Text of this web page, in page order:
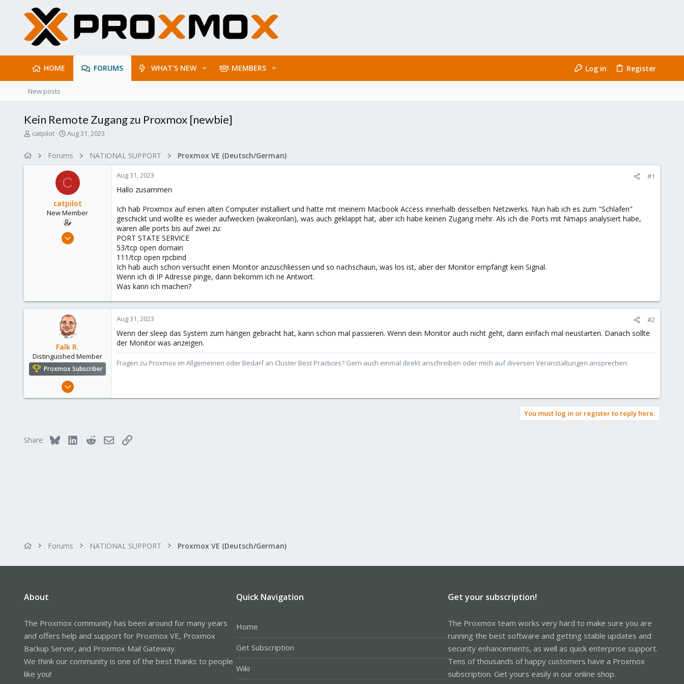
HOME FORUMS WHAT'S NEW MEMBERS Log in Register
New posts
Kein Remote Zugang zu Proxmox [newbie]
T
catpilot
S
r
t
d
a
t
e
Aug 31, 2023
Forums NATIONAL SUPPORT Proxmox VE (Deutsch/German)
C
catpilot
New Member
Aug 31, 2023
Aug 31, 2023 #1
Hallo zusammen
Ich hab Proxmox auf einen alten Computer installiert und hatte mit meinem Macbook Access innerhalb desselben Netzwerks. Nun hab ich es zum "Schlafen"
geschickt und wollte es wieder aufwecken (wakeonlan), was auch geklappt hat, aber ich habe keinen Zugang mehr. Als ich die Ports mit Nmaps analysiert habe,
waren alle ports bis auf zwei zu:
PORT STATE SERVICE
53/tcp open domain
111/tcp open rpcbind
Ich hab auch schon versucht einen Monitor anzuschliessen und so nachschaun, was los ist, aber der Monitor empfängt kein Signal.
Wenn ich di IP Adresse pinge, dann bekomm ich ne Antwort.
Was kann ich machen?
Falk R.
Distinguished Member
Proxmox Subscriber
Aug 2, 2021
Alfhausen, Germany
Aug 31, 2023 #2
Wenn der sleep das System zum hängen gebracht hat, kann schon mal passieren. Wenn dein Monitor auch nicht geht, dann einfach mal neustarten. Danach sollte
der Monitor was anzeigen.
Fragen zu Proxmox im Allgemeinen oder Bedarf an Cluster Best Practices? Gern auch einmal direkt anschreiben oder mich auf diversen Veranstaltungen ansprechen.
You must log in or register to reply here.
Share: Bluesky LinkedInRedditEmailLink
Forums NATIONAL SUPPORT Proxmox VE (Deutsch/German)
About
The Proxmox community has been around for many years
and offers help and support for Proxmox VE, Proxmox
Backup Server, and Proxmox Mail Gateway.
We think our community is one of the best thanks to people
like you!
Quick Navigation
Home
Get Subscription
Wiki
Get your subscription!
The Proxmox team works very hard to make sure you are
running the best software and getting stable updates and
security enhancements, as well as quick enterprise support.
Tens of thousands of happy customers have a Proxmox
subscription. Get yours easily in our online shop.